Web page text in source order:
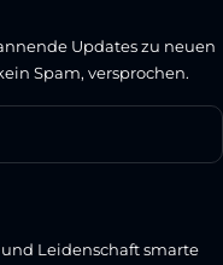
Updates zu neuen
Spam, versprochen.
Leidenschaft smarte